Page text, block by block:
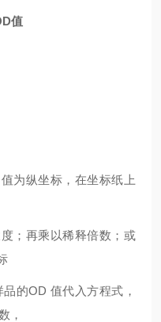
值
为纵坐标，在坐标纸上
；再乘以稀释倍数；或
的OD 值代入方程式，
，